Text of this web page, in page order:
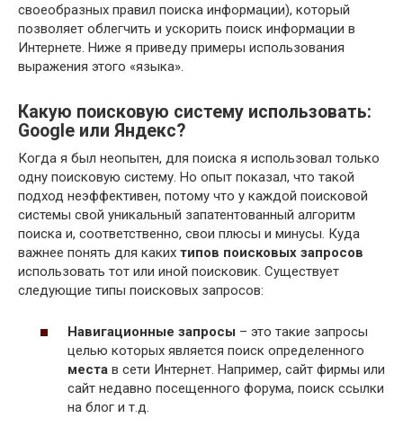
своеобразных правил поиска информации), который
позволяет облегчить и ускорить поиск информации в
Интернете. Ниже я приведу примеры использования
выражения этого «языка».
Какую поисковую систему использовать:
Google или Яндекс?
Когда я был неопытен, для поиска я использовал только
одну поисковую систему. Но опыт показал, что такой
подход неэффективен, потому что у каждой поисковой
системы свой уникальный запатентованный алгоритм
поиска и, соответственно, свои плюсы и минусы. Куда
важнее понять для каких типов поисковых запросов
использовать тот или иной поисковик. Существует
следующие типы поисковых запросов:
Навигационные запросы – это такие запросы
целью которых является поиск определенного
места в сети Интернет. Например, сайт фирмы или
сайт недавно посещенного форума, поиск ссылки
на блог и т.д.